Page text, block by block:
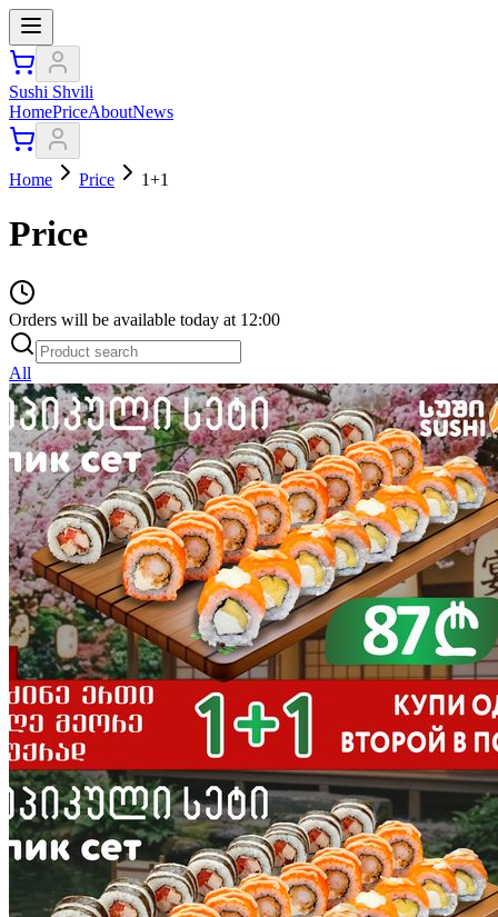
Sushi Shvili
HomePriceAboutNews
Home Price 1+1
Price
Orders will be available today at 12:00
All